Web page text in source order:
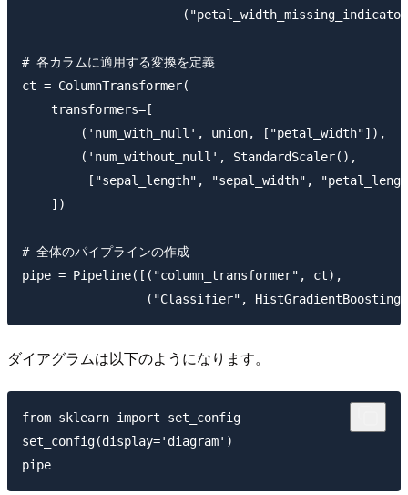
# 各カラムに適用する変換を定義
ct = ColumnTransformer(
    transformers=[
        ('num_with_null', union, ["petal_width"]),
        ('num_without_null', StandardScaler(),
["sepal_length", "sepal_width",
    ])
# 全体のパイプラインの作成
pipe = Pipeline([("column_transformer", ct),
ダイアグラムは以下のようになります。
from sklearn import set_config
set_config(display='diagram')